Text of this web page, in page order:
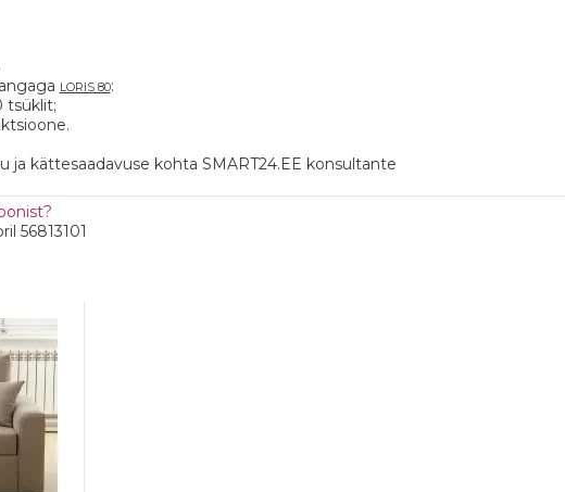
LORIS 80:
tsüklit;
ja kättesaadavuse kohta SMART24.EE konsultante
56813101